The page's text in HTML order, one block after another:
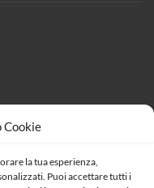
Cookie
la tua esperienza,
Puoi accettare tutti i
Doppio Fascio